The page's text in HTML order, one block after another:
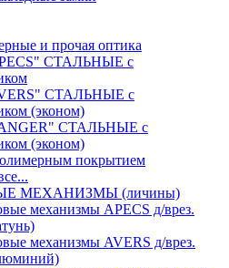
и прочая оптика
СТАЛЬНЫЕ с
СТАЛЬНЫЕ с
(эконом)
СТАЛЬНЫЕ с
(эконом)
покрытием
МЕХАНИЗМЫ (личины)
механизмы APECS д/врез.
механизмы AVERS д/врез.